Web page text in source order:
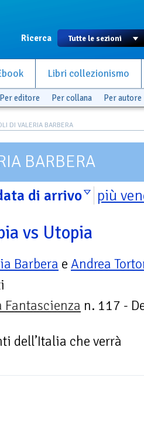
Ricerca
Libri collezionismo
Per editore Per collana Per autore
DI VALERIA BARBERA
BARBERA
di arrivo più
vs Utopia
Barbera e Andrea
Fantascienza n. 117 -
dell’Italia che verrà